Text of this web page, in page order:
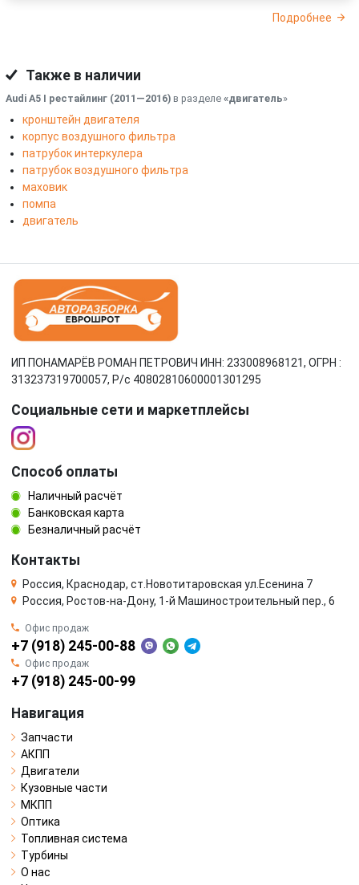
Подробнее
Также в наличии
Audi A5 I рестайлинг (2011—2016) в разделе «двигатель»
кронштейн двигателя
корпус воздушного фильтра
патрубок интеркулера
патрубок воздушного фильтра
маховик
помпа
двигатель
ИП ПОНАМАРЁВ РОМАН ПЕТРОВИЧ ИНН: 233008968121, ОГРН :
313237319700057, Р/c 40802810600001301295
Социальные сети и маркетплейсы
Способ оплаты
Наличный расчёт
Банковская карта
Безналичный расчёт
Контакты
Россия, Краснодар, ст.Новотитаровская ул.Есенина 7
Россия, Ростов-на-Дону, 1-й Машиностроительный пер., 6
Офис продаж
+7 (918) 245-00-88
Офис продаж
+7 (918) 245-00-99
Навигация
Запчасти
АКПП
Двигатели
Кузовные части
МКПП
Оптика
Топливная система
Турбины
О нас